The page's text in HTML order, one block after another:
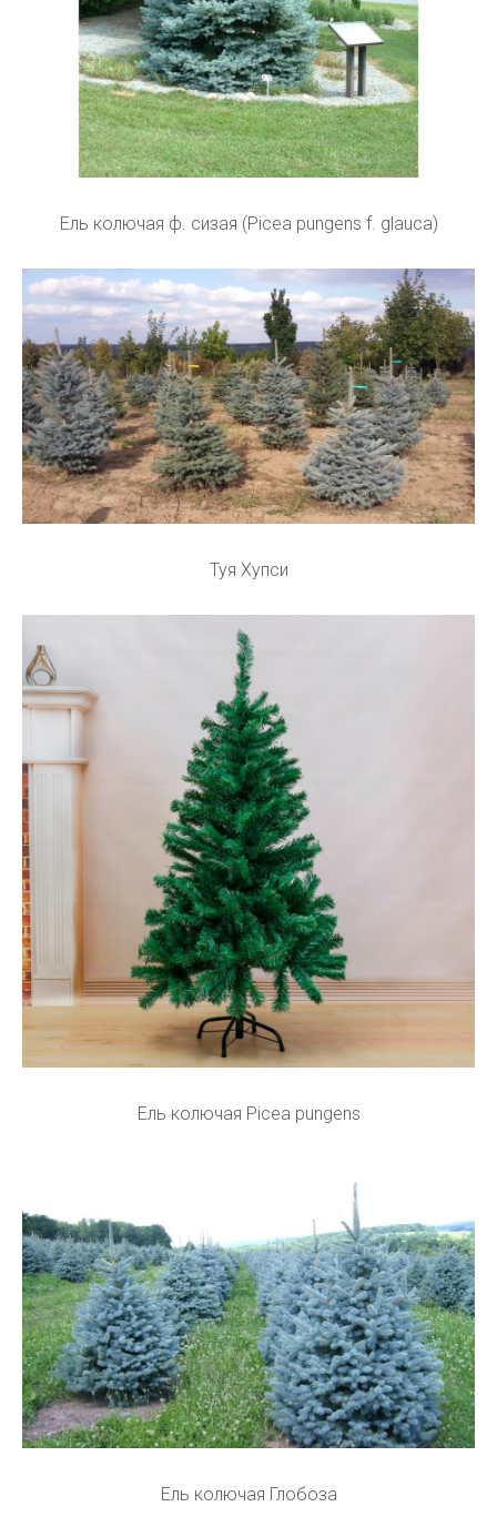
Ель колючая ф. сизая (Picea pungens f. glauca)
Туя Хупси
Ель колючая Picea pungens
Ель колючая Глобоза